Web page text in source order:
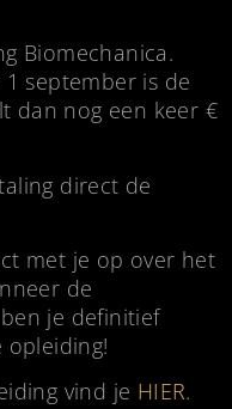
Biomechanica.
september is de
dan nog een keer €
direct de
met je op over het
de
je definitief
opleiding!
vind je HIER.